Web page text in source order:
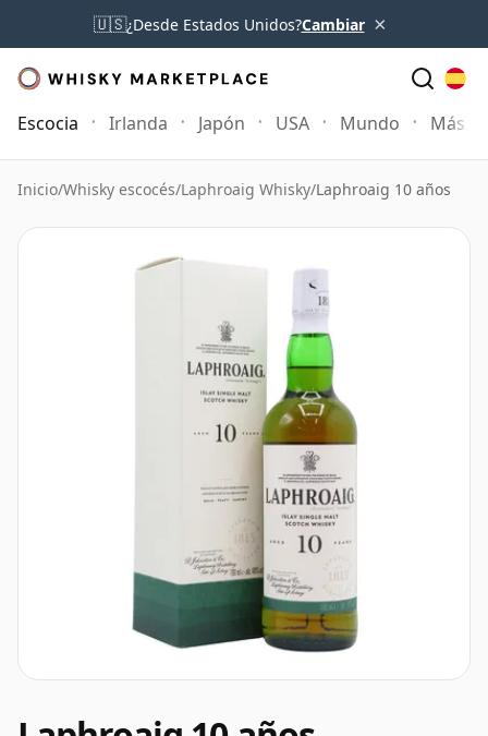
🇺🇸¿Desde Estados Unidos?Cambiar ×
Escocia Irlanda Japón USA Mundo Más
Inicio/Whisky escocés/Laphroaig Whisky/Laphroaig 10 años